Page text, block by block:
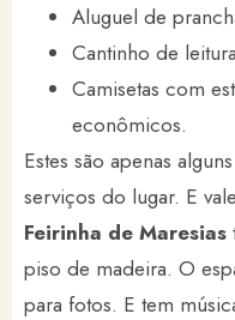
Aluguel de
Cantinho de
Camisetas com
econômicos.
Estes são apenas
serviços do lugar. E
Feirinha de Maresias
piso de madeira. O
para fotos. E tem